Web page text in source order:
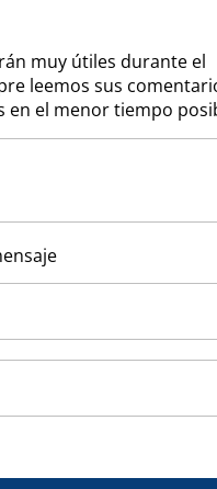
muy útiles durante el
leemos sus
en el menor tiempo